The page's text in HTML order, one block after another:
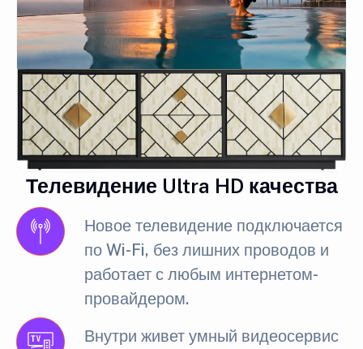
Телевидение Ultra HD качества
Новое телевидение подключается
по Wi-Fi, без лишних проводов и
работает с любым интернетом-
провайдером.
Внутри живет умный видеосервис